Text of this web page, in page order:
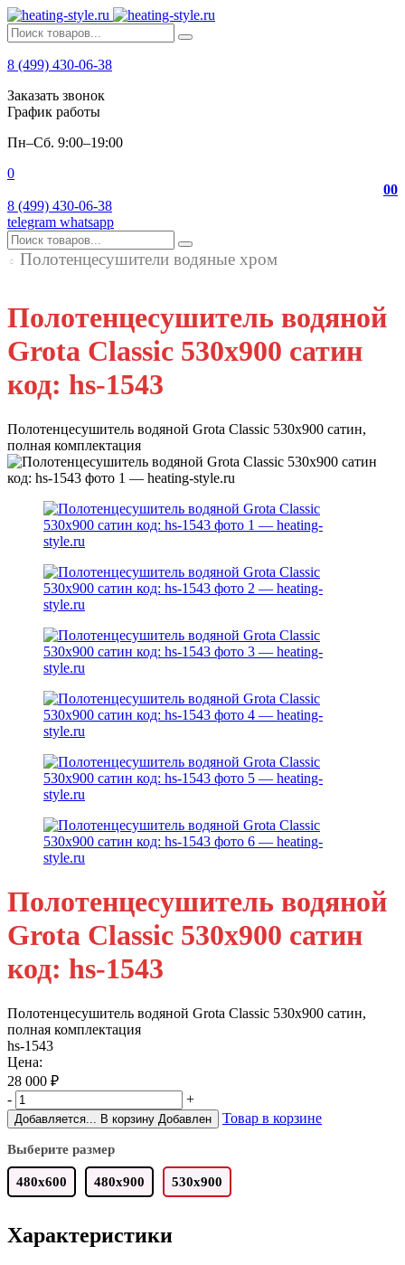
8 (499) 430-06-38
Заказать звонок
График работы
Пн–Сб. 9:00–19:00
0
00
8 (499) 430-06-38
telegram whatsapp
Полотенцесушители водяные хром
Полотенцесушитель водяной
Grota Classic 530x900 сатин
код: hs-1543
Полотенцесушитель водяной Grota Classic 530х900 сатин,
полная комплектация
Полотенцесушитель водяной
Grota Classic 530x900 сатин
код: hs-1543
Полотенцесушитель водяной Grota Classic 530х900 сатин,
полная комплектация
hs-1543
Цена:
28 000 ₽
-
+
Добавляется... В корзину Добавлен Товар в корзине
Выберите размер
480х600 480х900 530x900
Характеристики